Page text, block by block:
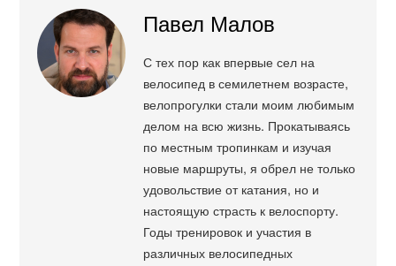
Павел Малов
С тех пор как впервые сел на
велосипед в семилетнем возрасте,
велопрогулки стали моим любимым
делом на всю жизнь. Прокатываясь
по местным тропинкам и изучая
новые маршруты, я обрел не только
удовольствие от катания, но и
настоящую страсть к велоспорту.
Годы тренировок и участия в
различных велосипедных